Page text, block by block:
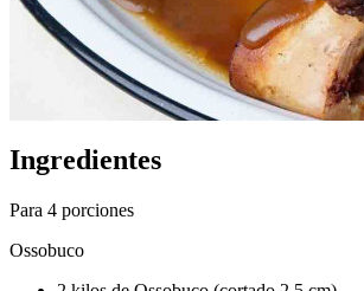
Ingredientes
Para 4 porciones
Ossobuco